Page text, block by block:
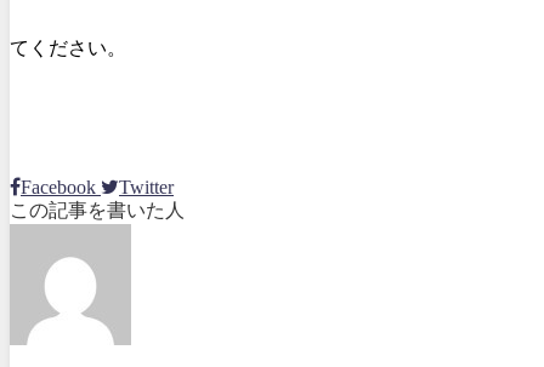
てください。
Facebook
Twitter
この記事を書いた人